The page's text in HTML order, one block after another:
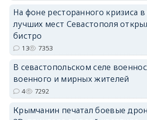
На фоне ресторанного кризиса
лучших мест Севастополя
бистро
13 7353
В севастопольском селе
военного и мирных жителей
4 7292
Крымчанин печатал боевые